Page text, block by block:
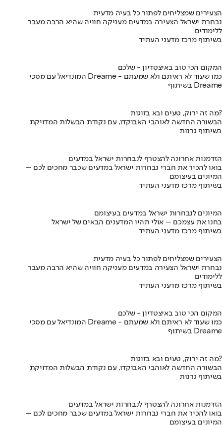
הצעירים שמצליחים לפתור כל בעיה מדעית
נבחרת ישראל הצעירה במדעים מעניקה חוויה שהיא הרבה מעבר
ללימודים
בשיתוף מרכז מדעני העתיד
המקום הכי טוב באיצטדיון - שלכם
המונדיאל עם מסכי Dreame - כמו שעוד לא ראיתם ולא שמעתם
בשיתוף Dreame
מה זה ירוק, טעים ובא בזוגות?
הבשורה החדשה לאוהבי האבוקדו, עם נקודת הבשלות המדויקת
בשיתוף גרנות
הזדמנות אחרונה להצטרף לנבחרות ישראל במדעים
בואו להכיר את חברי נבחרות ישראל במדעים שכבר מחכים לכם –
המיונים בעיצומם
בשיתוף מרכז מדעני העתיד
המיונים לנבחרות ישראל במדעים בעיצומם
בחנו את עצמכם – אולי תהיו המדענים הבאים של ישראל
בשיתוף מרכז מדעני העתיד
הצעירים שמצליחים לפתור כל בעיה מדעית
נבחרת ישראל הצעירה במדעים מעניקה חוויה שהיא הרבה מעבר
ללימודים
בשיתוף מרכז מדעני העתיד
המקום הכי טוב באיצטדיון - שלכם
המונדיאל עם מסכי Dreame - כמו שעוד לא ראיתם ולא שמעתם
בשיתוף Dreame
מה זה ירוק, טעים ובא בזוגות?
הבשורה החדשה לאוהבי האבוקדו, עם נקודת הבשלות המדויקת
בשיתוף גרנות
הזדמנות אחרונה להצטרף לנבחרות ישראל במדעים
בואו להכיר את חברי נבחרות ישראל במדעים שכבר מחכים לכם –
המיונים בעיצומם